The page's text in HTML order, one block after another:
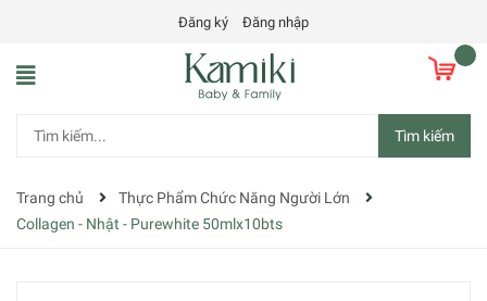
Đăng ký Đăng nhập
Tìm kiếm
Trang chủ
Thực Phẩm Chức Năng Người Lớn
Collagen - Nhật - Purewhite 50mlx10bts